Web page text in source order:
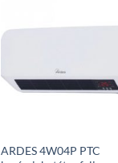
ARDES 4W04P PTC